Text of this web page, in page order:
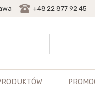
+48 22 877 92 45